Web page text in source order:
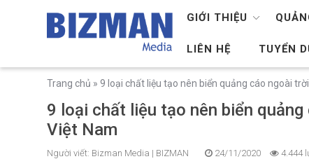
GIỚI THIỆU
LIÊN HỆ TUYỂN
Trang chủ »9 loại chất liệu tạo nên biển quảng cáo ngoài
9 loại chất liệu tạo nên biển
Việt Nam
Người viết: Bizman Media | BIZMAN 24/11/2020 4.444